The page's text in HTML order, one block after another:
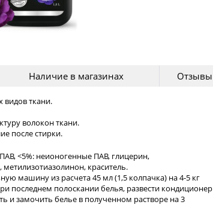
Наличие в магазинах Отзывы
видов ткани.
волокон ткани.
после стирки.
<5%: неионогенные ПАВ, глицерин,
краситель.
машину из расчета 45 мл (1,5 колпачка) на 4-5 кг
последнем полоскании белья, развести кондиционер
и замочить белье в полученном растворе на 3